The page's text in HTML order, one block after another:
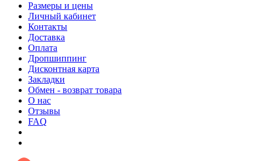
Размеры и цены
Личный кабинет
Контакты
Доставка
Оплата
Дропшиппинг
Дисконтная карта
Закладки
Обмен - возврат товара
О нас
Отзывы
FAQ